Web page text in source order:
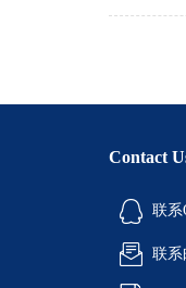
Contact
联系
联系